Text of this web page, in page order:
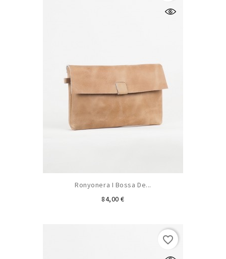
Ronyonera I Bossa De...
84,00 €Preu
favorite_border